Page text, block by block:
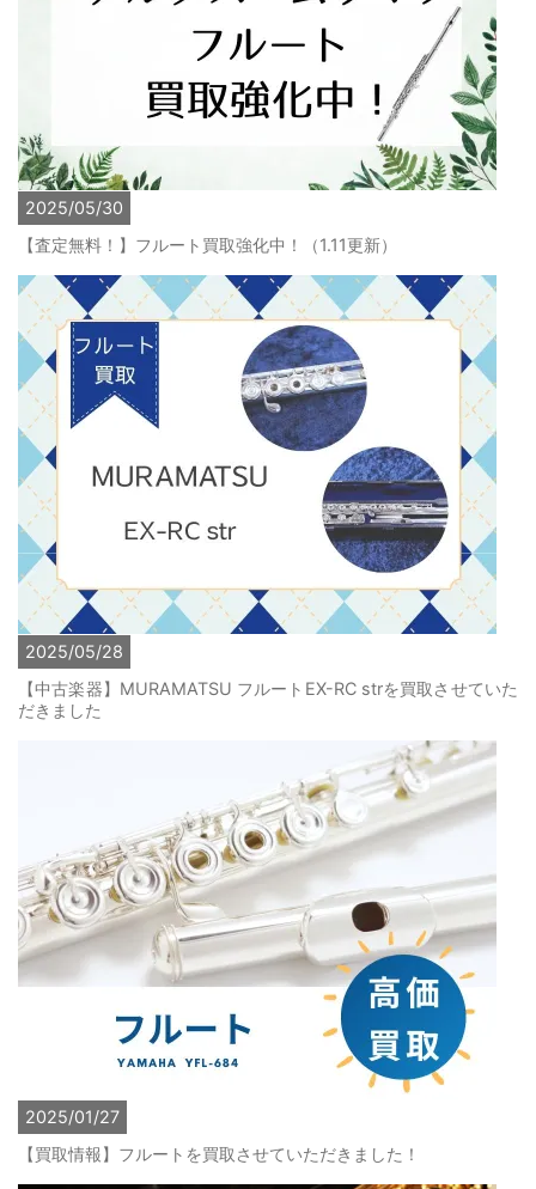
2025/05/30
【査定無料！】フルート買取強化中！（1.11更新）
2025/05/28
【中古楽器】MURAMATSU フルートEX-RC strを買取させていた
だきました
2025/01/27
【買取情報】フルートを買取させていただきました！